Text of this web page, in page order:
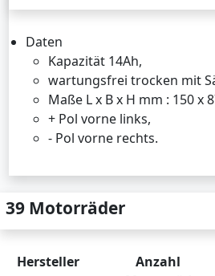
Daten
Kapazität 14Ah,
wartungsfrei trocken mit
Maße L x B x H mm : 150 x
+ Pol vorne links,
- Pol vorne rechts.
39 Motorräder
Hersteller
Anzahl